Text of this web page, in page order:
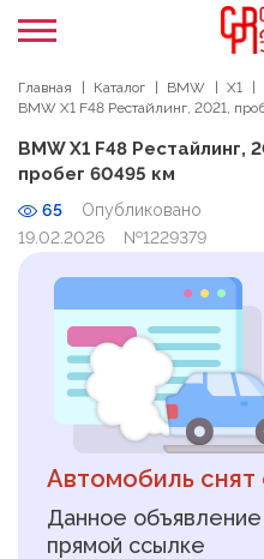
Главная Каталог BMW
X1
BMW X1 F48 Рестайлинг, 2021,
BMW X1 F48 Рестайлинг,
пробег 60495 км
65
Опубликовано
19.02.2026
№1229379
Автомобиль
Данное
прямой ссылке